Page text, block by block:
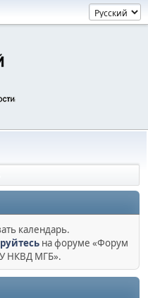
календарь.
на форуме «Форум
НКВД МГБ».